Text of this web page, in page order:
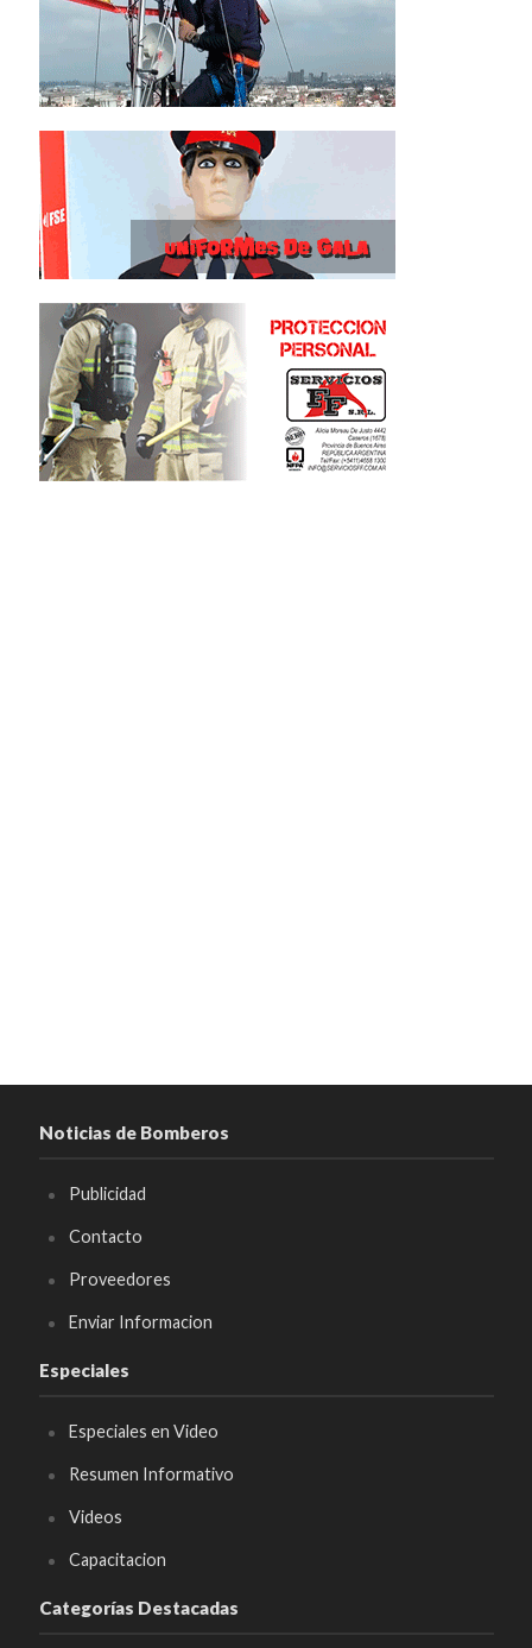
Noticias de Bomberos
Publicidad
Contacto
Proveedores
Enviar Informacion
Especiales
Especiales en Video
Resumen Informativo
Videos
Capacitacion
Categorías Destacadas